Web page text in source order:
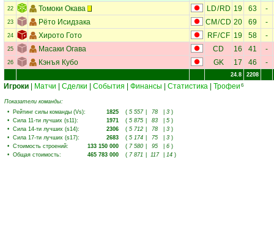
22 Томоки Окава LD/RD 19 63 -
23 Рёто Исидзака CM /CD 20 69 -
24 Хирото Гото RF/CF 19 58 -
25 Масаки Огава CD 16 41 -
26 Кэнъя Кубо GK 17 46 -
24.8 2208
Игроки Матчи Сделки События Финансы Статистика Трофеи 6
Показатели команды:
• Рейтинг силы команды (Vs): 1825 ( 5 557 78 3 )
• Сила 11-ти лучших (s11): 1971 ( 5 875 83 5 )
• Сила 14-ти лучших (s14): 2306 ( 5 712 78 3 )
• Сила 17-ти лучших (s17): 2683 ( 5 174 75 3 )
• Стоимость строений: 133 150 000 ( 7 580 95 6 )
• Общая стоимость: 465 783 000 ( 7 871 117 14 )